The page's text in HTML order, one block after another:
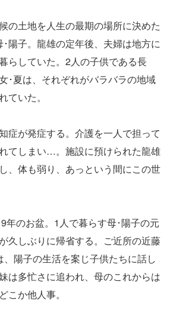
の⼟地を⼈⽣の最期の場所に決めた
陽⼦。⿓雄の定年後、夫婦は地⽅に
らしていた。2⼈の⼦供である⻑
･夏は、それぞれがバラバラの地域
ていた。
症が発症する。介護を⼀⼈で担って
てしまい…。施設に預けられた⿓雄
、体も弱り、あっという間にこの世
年のお盆。1⼈で暮らす⺟･陽⼦の元
久しぶりに帰省する。ご近所の近藤
、陽⼦の⽣活を案じ⼦供たちに話し
は多忙さに追われ、⺟のこれからは
こか他⼈事。